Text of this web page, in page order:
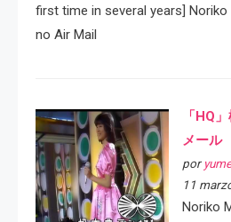
first time in several years]
no Air Mail
「HQ
メー
por
11
Noriko